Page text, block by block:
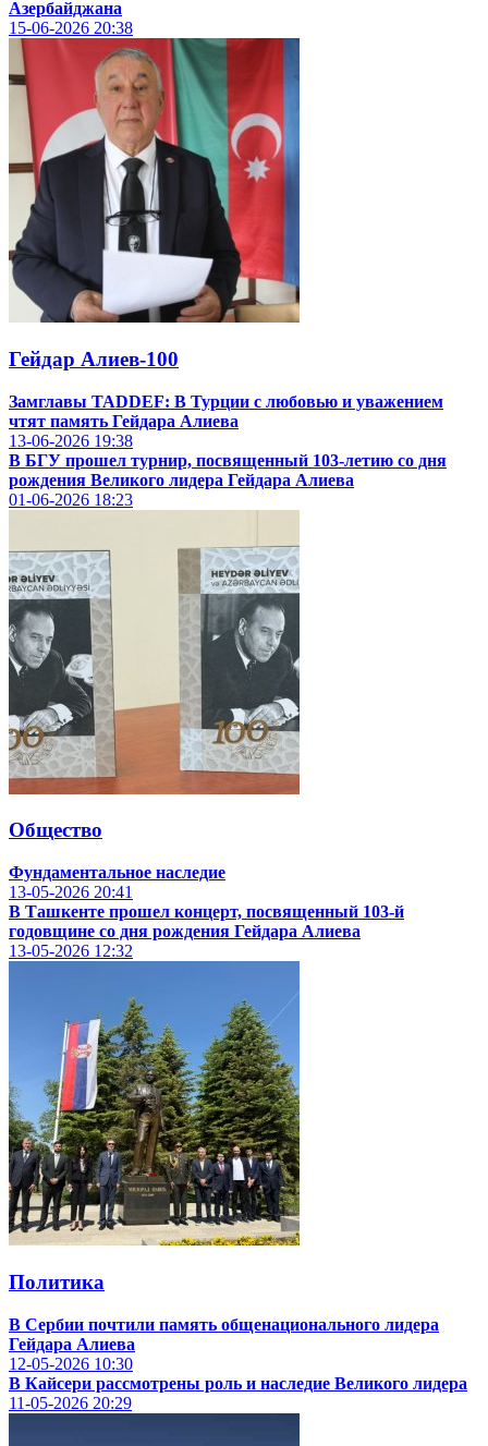
Азербайджана
15-06-2026 20:38
Гейдар Алиев-100
Замглавы TADDEF: В Турции с любовью и уважением
чтят память Гейдара Алиева
13-06-2026 19:38
В БГУ прошел турнир, посвященный 103-летию со дня
рождения Великого лидера Гейдара Алиева
01-06-2026 18:23
Общество
Фундаментальное наследие
13-05-2026 20:41
В Ташкенте прошел концерт, посвященный 103-й
годовщине со дня рождения Гейдара Алиева
13-05-2026 12:32
Политика
В Сербии почтили память общенационального лидера
Гейдара Алиева
12-05-2026 10:30
В Кайсери рассмотрены роль и наследие Великого лидера
11-05-2026 20:29